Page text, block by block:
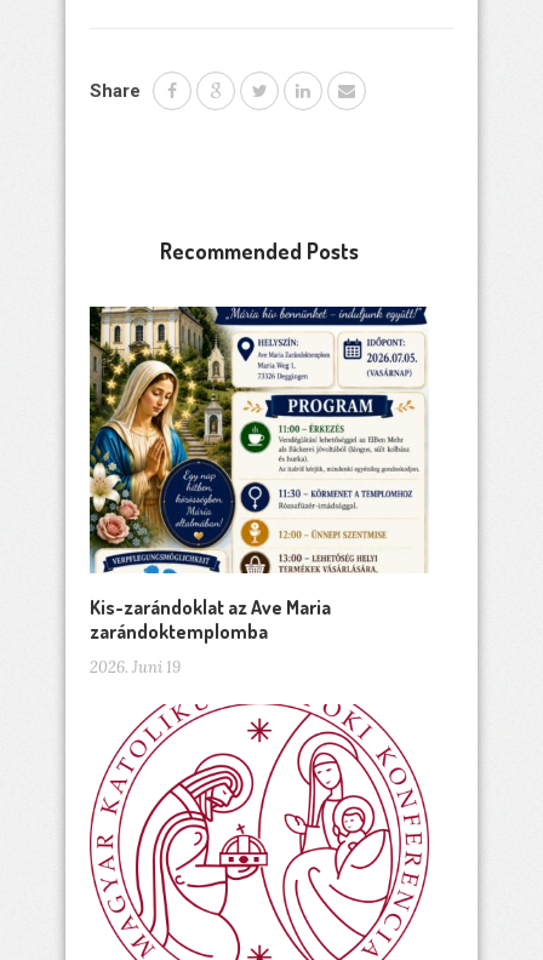
Share
Recommended Posts
Kis-zarándoklat az Ave Maria
zarándoktemplomba
2026. Juni 19